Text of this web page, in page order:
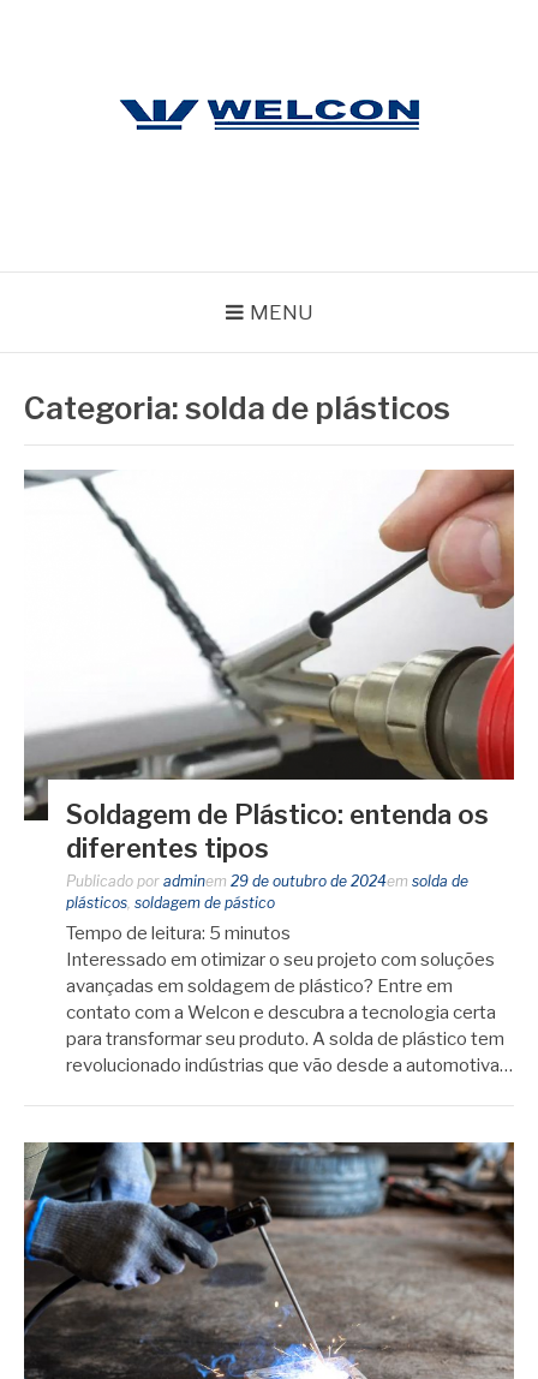
MENU
Categoria:solda de plásticos
Soldagem de Plástico: entenda os
diferentes tipos
Publicado por adminem 29 de outubro de 2024em solda de
plásticos soldagem de pástico
Tempo de leitura: 5 minutos
Interessado em otimizar o seu projeto com soluções
avançadas em soldagem de plástico? Entre em
contato com a Welcon e descubra a tecnologia certa
para transformar seu produto. A solda de plástico tem
revolucionado indústrias que vão desde a automotiva…